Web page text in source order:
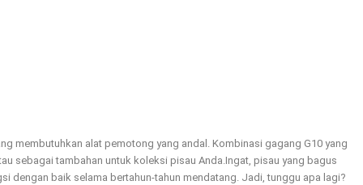
membutuhkan alat pemotong yang andal. Kombinasi gagang G10 yang
sebagai tambahan untuk koleksi pisau Anda.Ingat, pisau yang bagus
dengan baik selama bertahun-tahun mendatang. Jadi, tunggu apa lagi?